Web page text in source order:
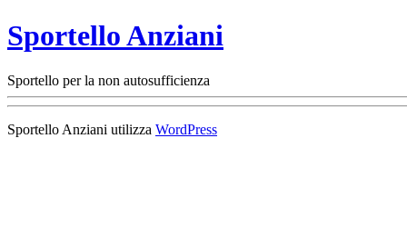
Sportello Anziani
Sportello per la non autosufficienza
Sportello Anziani utilizza WordPress